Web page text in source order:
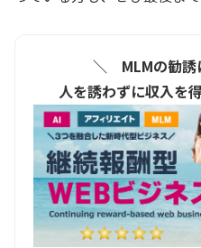
＼ MLMの勧
人を誘わずに収入を